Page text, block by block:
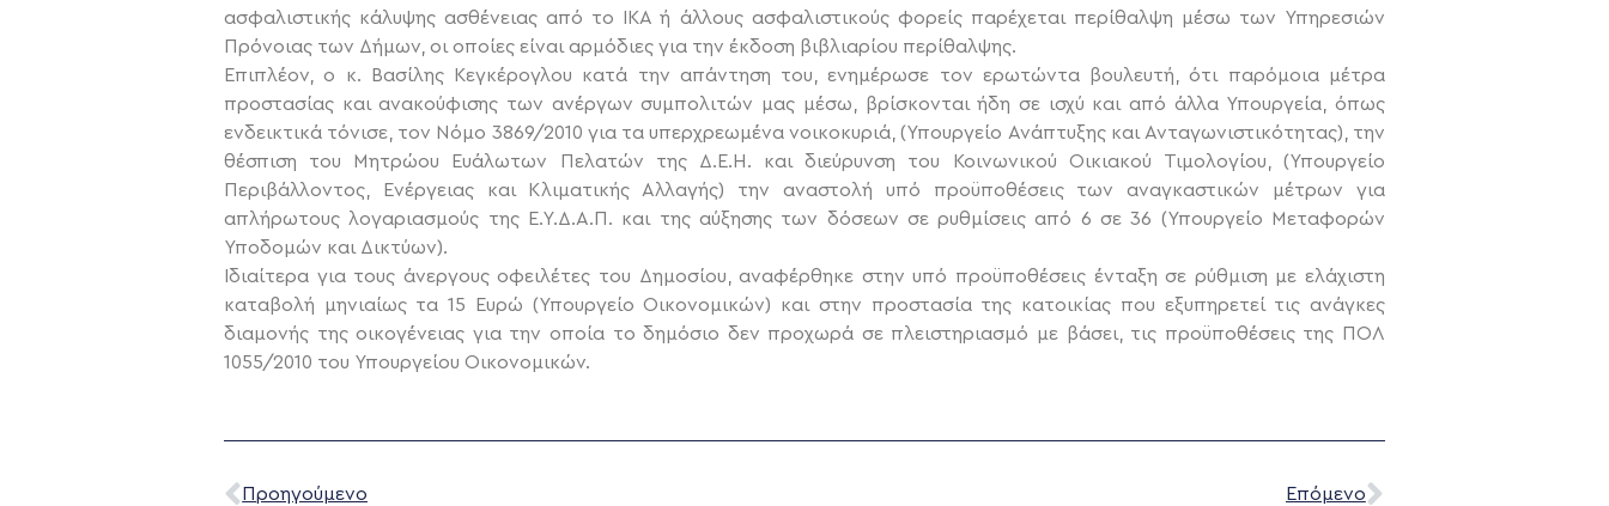
ασφαλιστικής κάλυψης ασθένειας από το ΙΚΑ ή άλλους ασφαλιστικούς φορείς παρέχεται περίθαλψη μέσω των Υπηρεσιών
Πρόνοιας των Δήμων, οι οποίες είναι αρμόδιες για την έκδοση βιβλιαρίου περίθαλψης.
Επιπλέον, ο κ. Βασίλης Κεγκέρογλου κατά την απάντηση του, ενημέρωσε τον ερωτώντα βουλευτή, ότι παρόμοια μέτρα
προστασίας και ανακούφισης των ανέργων συμπολιτών μας μέσω, βρίσκονται ήδη σε ισχύ και από άλλα Υπουργεία, όπως
ενδεικτικά τόνισε, τον Νόμο 3869/2010 για τα υπερχρεωμένα νοικοκυριά, (Υπουργείο Ανάπτυξης και Ανταγωνιστικότητας), την
θέσπιση του Μητρώου Ευάλωτων Πελατών της Δ.Ε.Η. και διεύρυνση του Κοινωνικού Οικιακού Τιμολογίου, (Υπουργείο
Περιβάλλοντος, Ενέργειας και Κλιματικής Αλλαγής) την αναστολή υπό προϋποθέσεις των αναγκαστικών μέτρων για
απλήρωτους λογαριασμούς της Ε.Υ.Δ.Α.Π. και της αύξησης των δόσεων σε ρυθμίσεις από 6 σε 36 (Υπουργείο Μεταφορών
Υποδομών και Δικτύων).
Ιδιαίτερα για τους άνεργους οφειλέτες του Δημοσίου, αναφέρθηκε στην υπό προϋποθέσεις ένταξη σε ρύθμιση με ελάχιστη
καταβολή μηνιαίως τα 15 Ευρώ (Υπουργείο Οικονομικών) και στην προστασία της κατοικίας που εξυπηρετεί τις ανάγκες
διαμονής της οικογένειας για την οποία το δημόσιο δεν προχωρά σε πλειστηριασμό με βάσει, τις προϋποθέσεις της ΠΟΛ
1055/2010 του Υπουργείου Οικονομικών.
Προηγούμενο
Επόμενο